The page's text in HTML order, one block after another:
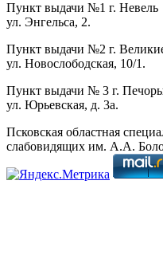
Пункт выдачи №1 г. Невель
ул. Энгельса, 2.
Пункт выдачи №2 г.
ул. Новослободская, 10/1.
Пункт выдачи № 3 г.
ул. Юрьевская, д. 3а.
Псковская областная
слабовидящих им. А.А.